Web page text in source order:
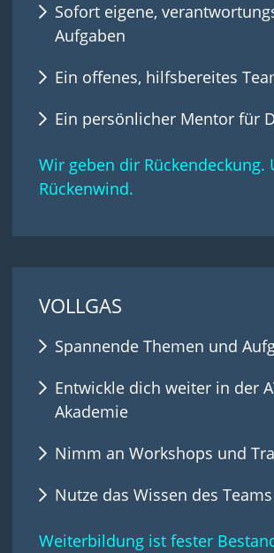
Sofort eigene,
Aufgaben
Ein offenes, hilfsbereites
Ein persönlicher Mentor für
Wir geben dir Rückendeckung.
Rückenwind.
VOLLGAS
Spannende Themen und
Entwickle dich weiter in der
Akademie
Nimm an Workshops und
Nutze das Wissen des Teams
Weiterbildung ist fester